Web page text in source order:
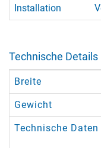
Installation
Technische Details
Breite
Gewicht
Technische Daten